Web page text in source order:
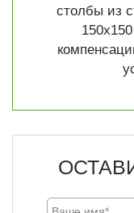
столбы из